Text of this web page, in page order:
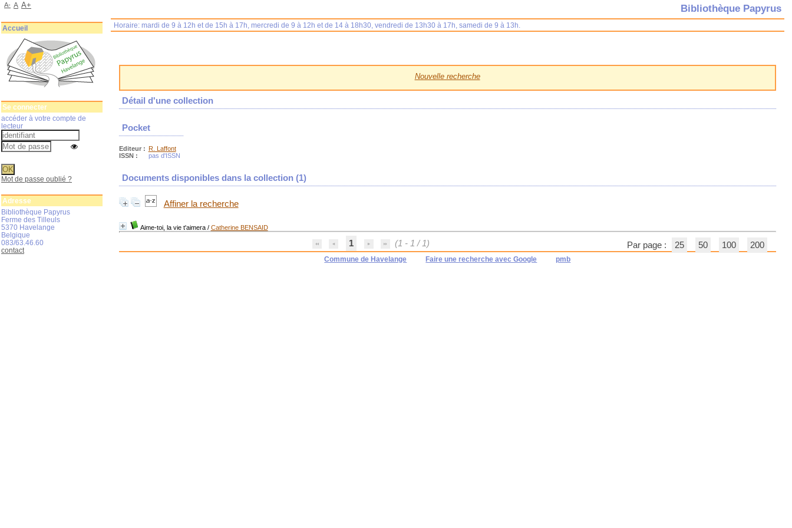
Nouvelle recherche
Détail d'une collection
Pocket
Editeur : R. Laffont
ISSN :
pas d'ISSN
Documents disponibles dans la collection (1)
Affiner la recherche
Aime-toi, la vie t'aimera/ Catherine BENSAID
1 (1 - 1 / 1) Par page : 25 50 100 200
Commune de Havelange Faire une recherche avec Google pmb
Bibliothèque Papyrus
Horaire: mardi de 9 à 12h et de 15h à 17h, mercredi de 9 à 12h et de 14 à 18h30, vendredi de 13h30 à 17h, samedi de 9 à 13h.
A- A A+
Accueil
Se connecter
accéder à votre compte de
lecteur
Mot de passe oublié ?
Adresse
Bibliothèque Papyrus
Ferme des Tilleuls
5370 Havelange
Belgique
083/63.46.60
contact